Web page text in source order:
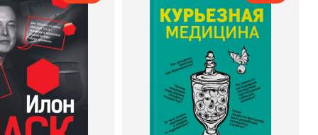
Откровенно
говоря...
Попурри, Минск
Курьезная медицина.
Факты и истории,
которые шокируют даже
врачей
Юрген Братер
Издательство